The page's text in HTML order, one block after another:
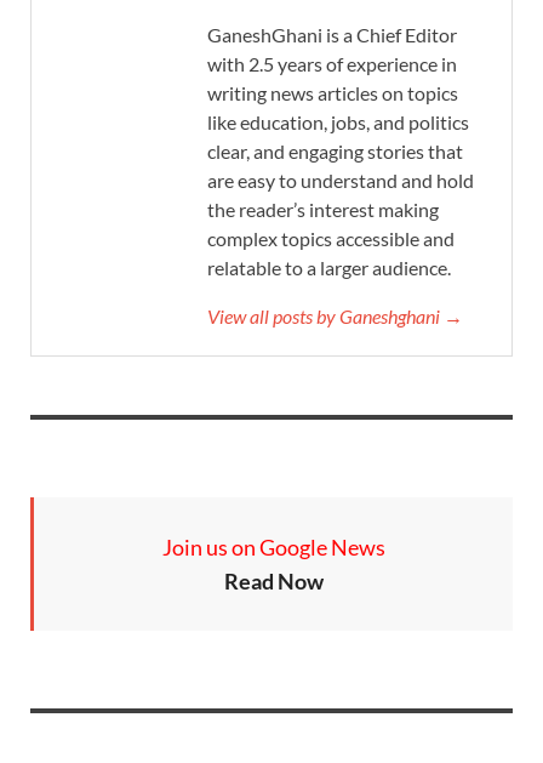
GaneshGhani is a Chief Editor
with 2.5 years of experience in
writing news articles on topics
like education, jobs, and politics
clear, and engaging stories that
are easy to understand and hold
the reader’s interest making
complex topics accessible and
relatable to a larger audience.
View all posts by Ganeshghani →
Join us on Google News
Read Now